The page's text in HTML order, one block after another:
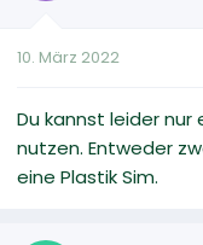
10. März 2022
Du kannst leider nur
nutzen. Entweder
eine Plastik Sim.